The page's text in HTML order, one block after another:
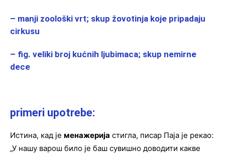
– manji zoološki vrt; skup žovotinja koje pripadaju
cirkusu
– fig. veliki broj kućnih ljubimaca; skup nemirne
dece
primeri upotrebe:
Истина, кад је менажерија стигла, писар Паја је рекао:
„У нашу варош било је баш сувишно доводити какве